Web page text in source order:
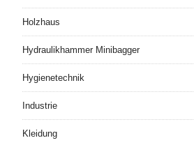
Holzhaus
Hydraulikhammer Minibagger
Hygienetechnik
Industrie
Kleidung